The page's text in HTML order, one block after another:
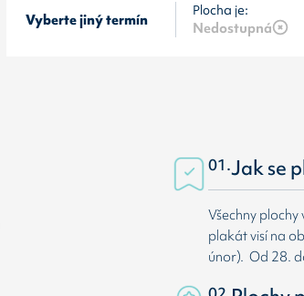
Vyberte jiný termín Plocha je:
Nedostupná
01.Jak se
Všechny
plakát visí na
únor). Od 28.